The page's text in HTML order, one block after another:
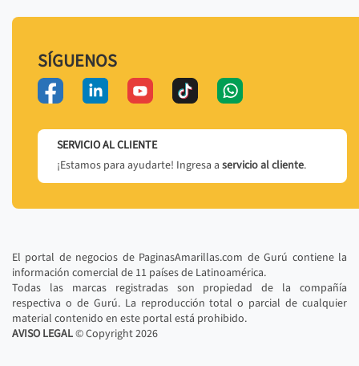
SÍGUENOS
SERVICIO AL CLIENTE
¡Estamos para ayudarte! Ingresa a servicio al cliente.
El portal de negocios de PaginasAmarillas.com de Gurú contiene la
información comercial de 11 países de Latinoamérica.
Todas las marcas registradas son propiedad de la compañía
respectiva o de Gurú. La reproducción total o parcial de cualquier
material contenido en este portal está prohibido.
AVISO LEGAL© Copyright2026